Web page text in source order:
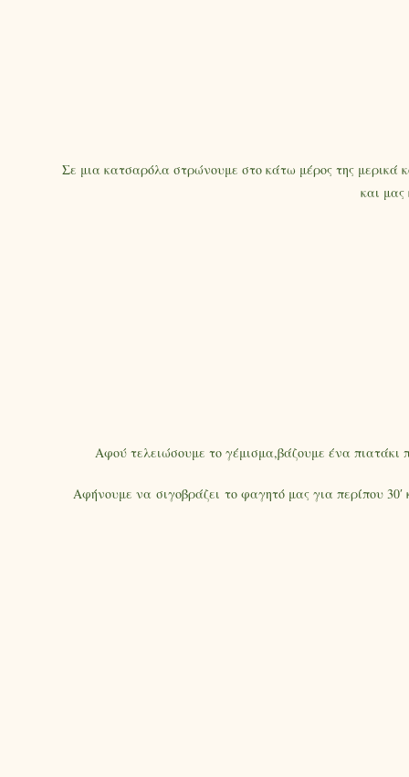
Σε μια κατσαρόλα στρώνουμε στο κάτω μέρος της μερικά
και
Αφού τελειώσουμε το γέμισμα,βάζουμε ένα
Αφήνουμε να σιγοβράζει το φαγητό μας για περίπου